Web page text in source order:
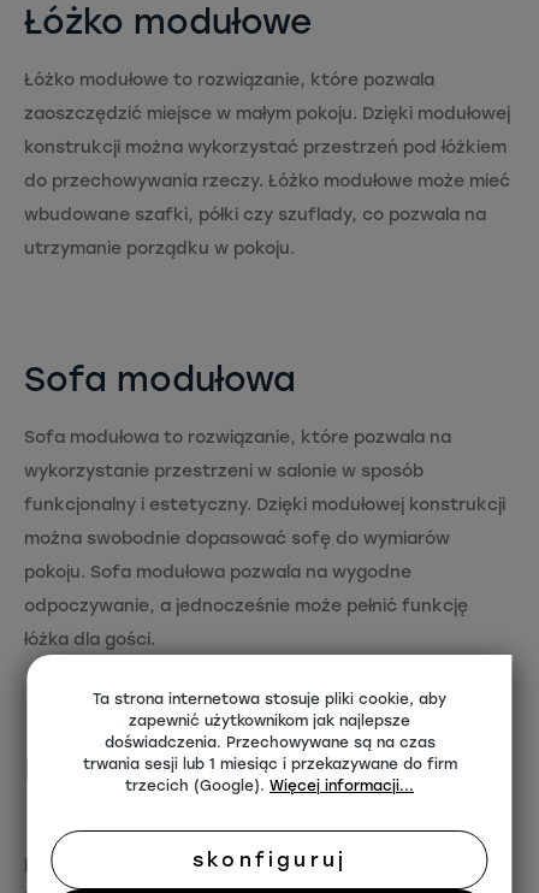
Łóżko modułowe
Łóżko modułowe to rozwiązanie, które pozwala
zaoszczędzić miejsce w małym pokoju. Dzięki modułowej
konstrukcji można wykorzystać przestrzeń pod łóżkiem
do przechowywania rzeczy. Łóżko modułowe może mieć
wbudowane szafki, półki czy szuflady, co pozwala na
utrzymanie porządku w pokoju.
Sofa modułowa
Sofa modułowa to rozwiązanie, które pozwala na
wykorzystanie przestrzeni w salonie w sposób
funkcjonalny i estetyczny. Dzięki modułowej konstrukcji
można swobodnie dopasować sofę do wymiarów
pokoju. Sofa modułowa pozwala na wygodne
odpoczywanie, a jednocześnie może pełnić funkcję
łóżka dla gości.
Biurko modułowe
Biurko modułowe to idealne rozwiązanie dla osób, które
pracują w domu lub uczą się w trybie zdalnym. Dzięki
Ta strona internetowa stosuje pliki cookie, aby
zapewnić użytkownikom jak najlepsze
doświadczenia. Przechowywane są na czas
trwania sesji lub 1 miesiąc i przekazywane do firm
trzecich (Google). Więcej informacji...
skonfiguruj